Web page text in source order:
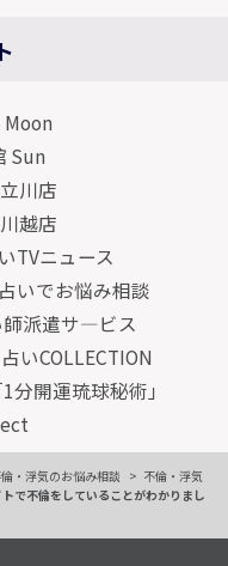
Sun
川店
越店
TVニュース
いでお悩み相談
師派遣サ―ビス
いCOLLECTION
開運琉球秘術」
・浮気のお悩み相談
不倫・浮気
で不倫をしていることがわかりまし